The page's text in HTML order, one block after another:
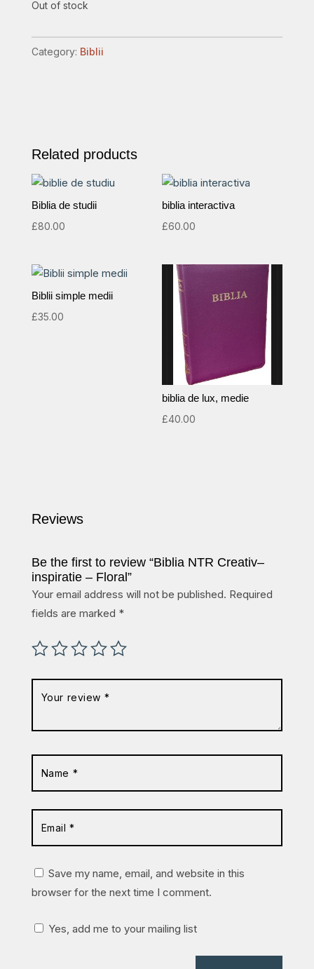
Out of stock
Category: Biblii
Related products
Biblia de studii
£80.00
biblia interactiva
£60.00
Biblii simple medii
£35.00
biblia de lux, medie
£40.00
Reviews
Be the first to review “Biblia NTR Creativ–
inspiratie – Floral”
Your email address will not be published. Required
fields are marked *
Save my name, email, and website in this
browser for the next time I comment.
Yes, add me to your mailing list